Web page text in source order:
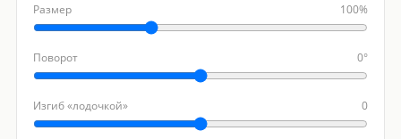
Размер 100%
Поворот 0°
Изгиб «лодочкой» 0